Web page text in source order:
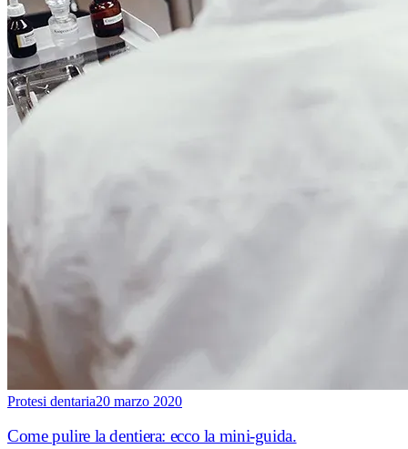
Protesi dentaria20 marzo 2020
Come pulire la dentiera: ecco la mini-guida.